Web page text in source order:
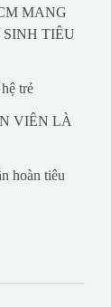
MANG
TIÊU
trẻ
VIÊN LÀ
hoàn tiêu